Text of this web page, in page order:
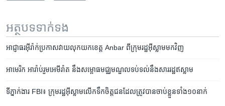
អត្ថបទ​ទាក់ទង
អាជ្ញាធរ​អ៊ីរ៉ាក់​ប្រកាស​វាយលុក​យក​ខេត្ត ​Anbar​ ពី​ក្រុម​រដ្ឋ​អ៊ីស្លាមមកវិញ
អាមេរិក អារ៉ាប់​រួម​អេមីរ៉ាត នឹង​សម្ពោធ​មជ្ឈមណ្ឌល​ទប់ទល់​នឹង​សារ​រដ្ឋ​ឥស្លាម
ទីភ្នាក់ងារ FBI៖ ក្រុម​រដ្ឋ​អ៊ីស្លាម​លើក​ទឹក​ចិត្ត​ជន​ដែល​ត្រូវ​បាន​ចាប់​ខ្លួន​ទាំង​១០​នាក់